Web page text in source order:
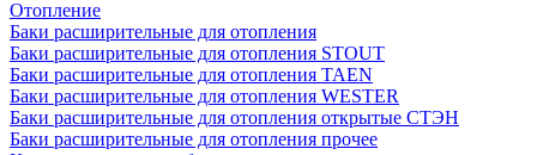
Отопление
Баки расширительные для отопления
Баки расширительные для отопления STOUT
Баки расширительные для отопления TAEN
Баки расширительные для отопления WESTER
Баки расширительные для отопления открытые СТЭН
Баки расширительные для отопления прочее